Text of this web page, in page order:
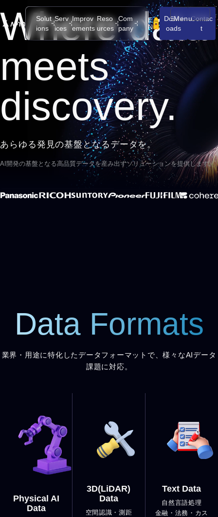
メニューを
Menu
Solut
ions
Serv
ices
Improv
ements
Reso
urces
Com
pany
E
N
Downl
oads
Contac
t
Where data
meets
discovery.
あらゆる発見の基盤となるデータを。
AI開発の基盤となる高品質データを産み出すソリューションを提供します。
Data Formats
業界・用途に特化したデータフォーマットで、様々なAIデータ
課題に対応。
Physical AI
Data
3D(LiDAR)
Data
空間認識・測距
Text Data
自然言語処理
金融・法務・カス